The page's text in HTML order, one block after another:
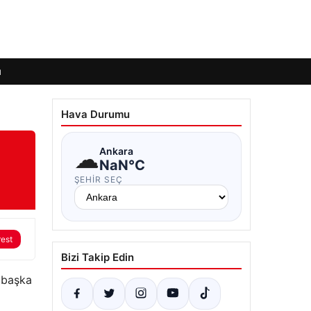
Hava Durumu
☁Ankara
NaN°C
ŞEHIR SEÇ
Bizi Takip Edin